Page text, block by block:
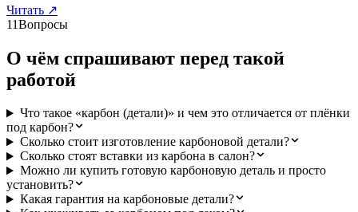
Читать ↗
11Вопросы
О чём спрашивают перед такой
работой
Что такое «карбон (детали)» и чем это отличается от плёнки
под карбон?
Сколько стоит изготовление карбоновой детали?
Сколько стоят вставки из карбона в салон?
Можно ли купить готовую карбоновую деталь и просто
установить?
Какая гарантия на карбоновые детали?